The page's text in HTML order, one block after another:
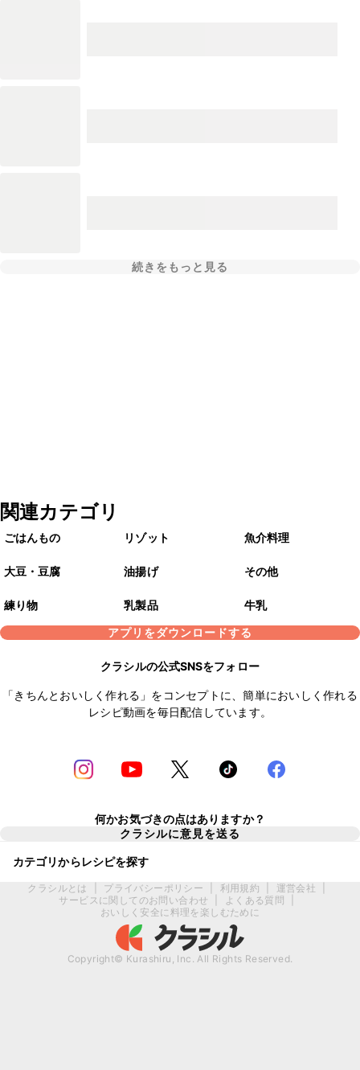
続きをもっと見る
関連カテゴリ
ごはんもの リゾット 魚介料理
大豆・豆腐 油揚げ その他
練り物 乳製品
牛乳
アプリをダウンロードする
クラシルの公式SNSをフォロー
「きちんとおいしく作れる」をコンセプトに、簡単においしく作れる
レシピ動画を毎日配信しています。
何かお気づきの点はありますか？
クラシルに意見を送る
カテゴリからレシピを探す
クラシルとは プライバシーポリシー 利用規約 運営会社
サービスに関してのお問い合わせ
よくある質問
おいしく安全に料理を楽しむために
Copyright© Kurashiru, Inc. All Rights Reserved.